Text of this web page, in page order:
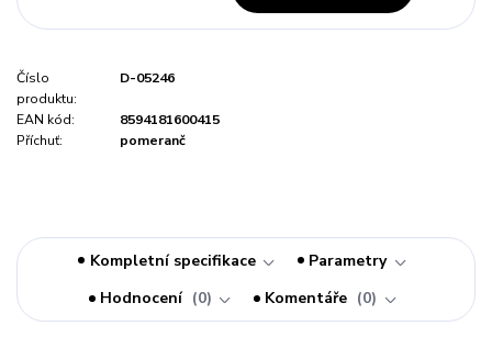
Číslo
produktu:
D-05246
EAN kód:
8594181600415
Příchuť:
pomeranč
Kompletní specifikace
Parametry
Hodnocení
0 Komentáře 0